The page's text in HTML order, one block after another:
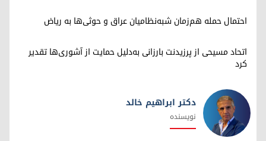
احتمال حمله هم‌زمان شبه‌نظامیان عراق و حوثی‌ها به ریاض
اتحاد مسیحی از پرزیدنت بارزانی به‌دلیل حمایت از آشوری‌ها تقدیر
کرد
دکتر ابراهیم خالد
نویسنده